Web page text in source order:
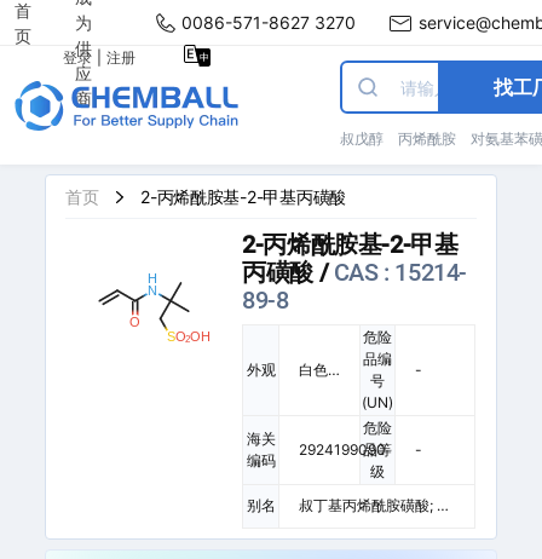
首
页
为
供
应
商
0086-571-8627 3270
登录 注册
找工
叔戊醇 丙烯酰胺 对氨基苯
首页 2-丙烯酰胺基-2-甲基丙磺酸
2-丙烯酰胺基-2-甲基
丙磺酸 / CAS : 15214-
89-8
外观
白色
95℃
解)。
水，
危险
品编
号
(UN)
-
海关
编码
2924199090
危险
品等
级
-
别名
叔丁基丙烯酰胺磺酸; 2-
磺酸; 2-丙烯酰胺-2-甲